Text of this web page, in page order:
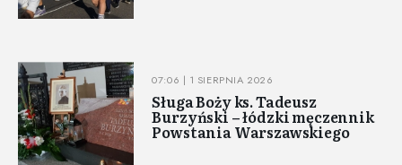
07:06 | 1 SIERPNIA 2026
Sługa Boży ks. Tadeusz
Burzyński – łódzki męczennik
Powstania Warszawskiego